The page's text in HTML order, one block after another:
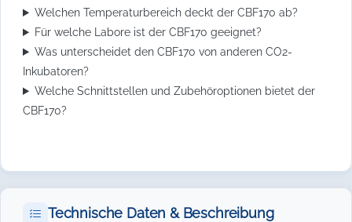
Welchen Temperaturbereich deckt der CBF170 ab?
Für welche Labore ist der CBF170 geeignet?
Was unterscheidet den CBF170 von anderen CO2-
Inkubatoren?
Welche Schnittstellen und Zubehöroptionen bietet der
CBF170?
Technische Daten & Beschreibung